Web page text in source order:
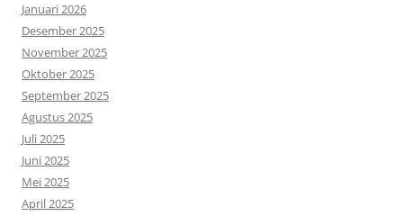
Januari 2026
Desember 2025
November 2025
Oktober 2025
September 2025
Agustus 2025
Juli 2025
Juni 2025
Mei 2025
April 2025